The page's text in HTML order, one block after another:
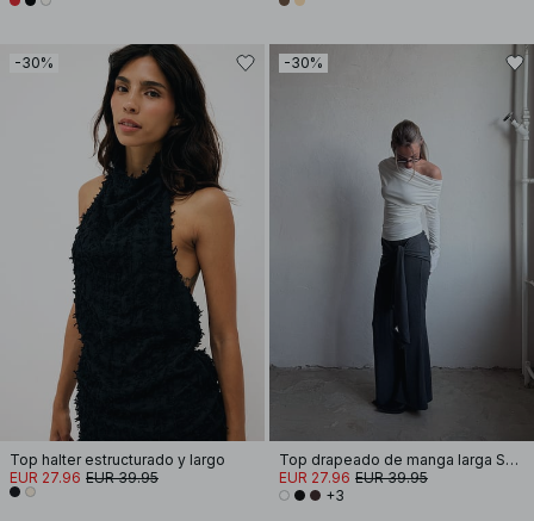
-30%
Top halter estructurado y largo
EUR 27.96 EUR 39.95
-30%
Top drapeado de manga larga Soft Line
EUR 27.96 EUR 39.95
+3